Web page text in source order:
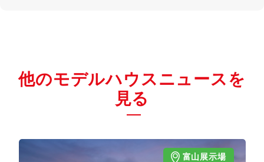
他のモデルハウスニュースを
見る
富山展示場